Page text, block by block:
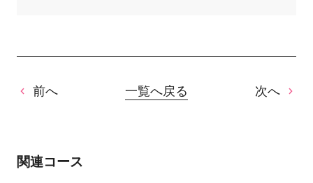
前へ 一覧へ戻る 次へ
関連コース